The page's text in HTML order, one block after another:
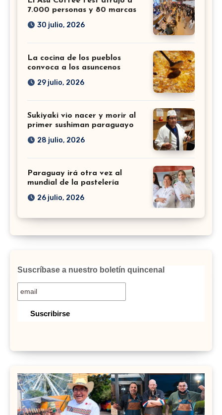
7.000 personas y 80 marcas
30 julio, 2026
La cocina de los pueblos
convoca a los asuncenos
29 julio, 2026
Sukiyaki vio nacer y morir al
primer sushiman paraguayo
28 julio, 2026
Paraguay irá otra vez al
mundial de la pastelería
26 julio, 2026
Suscríbase a nuestro boletín quincenal